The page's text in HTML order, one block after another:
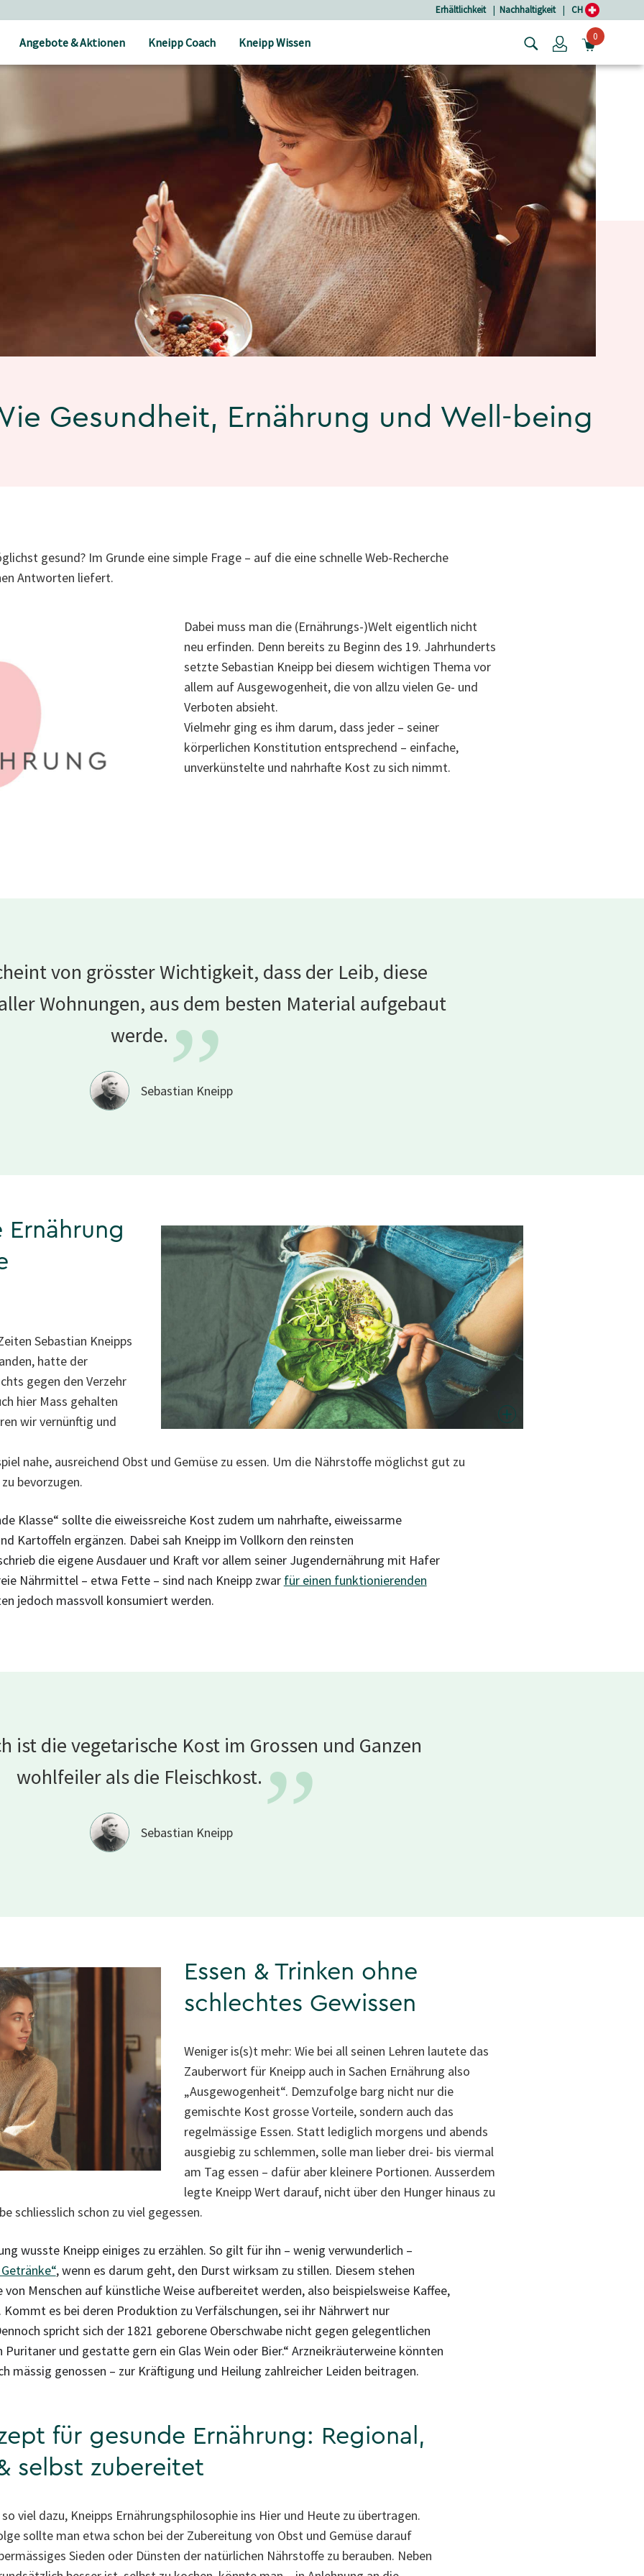
Erhältlichkeit | Nachhaltigkeit | CH
Angebote & Aktionen Kneipp Coach Kneipp Wissen Login0
Gesundheit, Ernährung und Well-being
gesund? Im Grunde eine simple Frage – auf die eine schnelle Web-Recherche
Antworten liefert.
Dabei muss man die (Ernährungs-)Welt eigentlich nicht
neu erfinden. Denn bereits zu Beginn des 19. Jahrhunderts
setzte Sebastian Kneipp bei diesem wichtigen Thema vor
allem auf Ausgewogenheit, die von allzu vielen Ge- und
Verboten absieht.
Vielmehr ging es ihm darum, dass jeder – seiner
körperlichen Konstitution entsprechend – einfache,
unverkünstelte und nahrhafte Kost zu sich nimmt.
von grösster Wichtigkeit, dass der Leib, diese
Wohnungen, aus dem besten Material aufgebaut
werde.”
Sebastian Kneipp
Ernährung
Sebastian Kneipps
hatte der
gegen den Verzehr
hier Mass gehalten
wir vernünftig und
nahe, ausreichend Obst und Gemüse zu essen. Um die Nährstoffe möglichst gut zu
bevorzugen.
Klasse“ sollte die eiweissreiche Kost zudem um nahrhafte, eiweissarme
Kartoffeln ergänzen. Dabei sah Kneipp im Vollkorn den reinsten
die eigene Ausdauer und Kraft vor allem seiner Jugendernährung mit Hafer
Nährmittel – etwa Fette – sind nach Kneipp zwar für einen funktionierenden
jedoch massvoll konsumiert werden.
ist die vegetarische Kost im Grossen und Ganzen
wohlfeiler als die Fleischkost. ”
Sebastian Kneipp
Essen & Trinken ohne
schlechtes Gewissen
Weniger is(s)t mehr: Wie bei all seinen Lehren lautete das
Zauberwort für Kneipp auch in Sachen Ernährung also
„Ausgewogenheit“. Demzufolge barg nicht nur die
gemischte Kost grosse Vorteile, sondern auch das
regelmässige Essen. Statt lediglich morgens und abends
ausgiebig zu schlemmen, solle man lieber drei- bis viermal
am Tag essen – dafür aber kleinere Portionen. Ausserdem
legte Kneipp Wert darauf, nicht über den Hunger hinaus zu
schliesslich schon zu viel gegessen.
wusste Kneipp einiges zu erzählen. So gilt für ihn – wenig verwunderlich –
, wenn es darum geht, den Durst wirksam zu stillen. Diesem stehen
von Menschen auf künstliche Weise aufbereitet werden, also beispielsweise Kaffee,
Kommt es bei deren Produktion zu Verfälschungen, sei ihr Nährwert nur
spricht sich der 1821 geborene Oberschwabe nicht gegen gelegentlichen
Puritaner und gestatte gern ein Glas Wein oder Bier.“ Arzneikräuterweine könnten
mässig genossen – zur Kräftigung und Heilung zahlreicher Leiden beitragen.
für gesunde Ernährung: Regional,
selbst zubereitet
viel dazu, Kneipps Ernährungsphilosophie ins Hier und Heute zu übertragen.
sollte man etwa schon bei der Zubereitung von Obst und Gemüse darauf
Sieden oder Dünsten der natürlichen Nährstoffe zu berauben. Neben